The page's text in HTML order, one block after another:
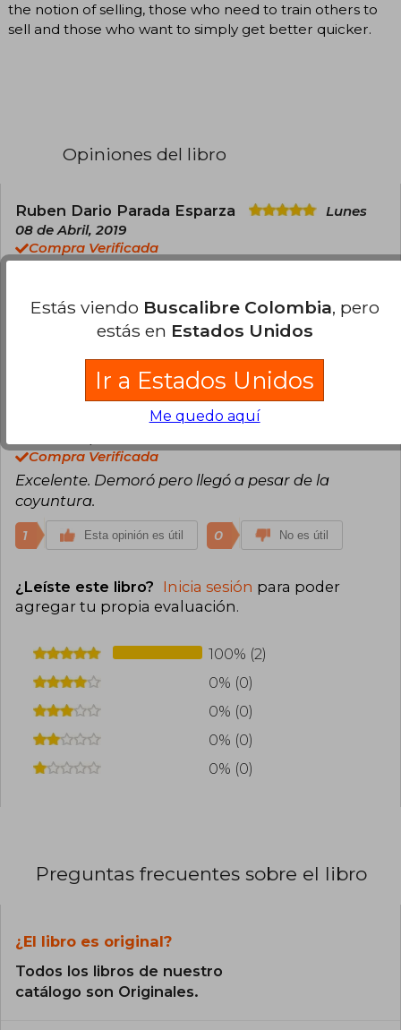
the notion of selling, those who need to train others to
sell and those who want to simply get better quicker.
Opiniones del libro
Ruben Dario Parada Esparza
Lunes
08 de Abril, 2019
Compra Verificada
altamente ingeniosa y realista . Lo recomiendo
encarecidamente.
Juan Carlos Fernández Cerna
Compra Verificada
Excelente. Demoró pero llegó a pesar de la
coyuntura.
1 Esta opinión es útil 0 No es útil
¿Leíste este libro? Inicia sesión para poder
agregar tu propia evaluación.
100% (2)
0% (0)
0% (0)
0% (0)
0% (0)
Preguntas frecuentes sobre el libro
¿El libro es original?
Todos los libros de nuestro
catálogo son Originales.
Estás viendo Buscalibre Colombia, pero
estás en Estados Unidos
Ir a Estados Unidos
Me quedo aquí